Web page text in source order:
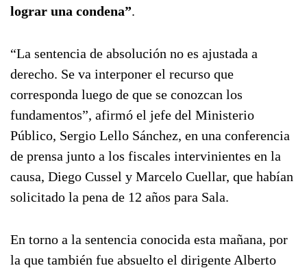
lograr una condena”.
“La sentencia de absolución no es ajustada a
derecho. Se va interponer el recurso que
corresponda luego de que se conozcan los
fundamentos”, afirmó el jefe del Ministerio
Público, Sergio Lello Sánchez, en una conferencia
de prensa junto a los fiscales intervinientes en la
causa, Diego Cussel y Marcelo Cuellar, que habían
solicitado la pena de 12 años para Sala.
En torno a la sentencia conocida esta mañana, por
la que también fue absuelto el dirigente Alberto